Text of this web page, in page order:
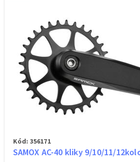
Kód: 356171
SAMOX AC-40 kliky 9/10/11/